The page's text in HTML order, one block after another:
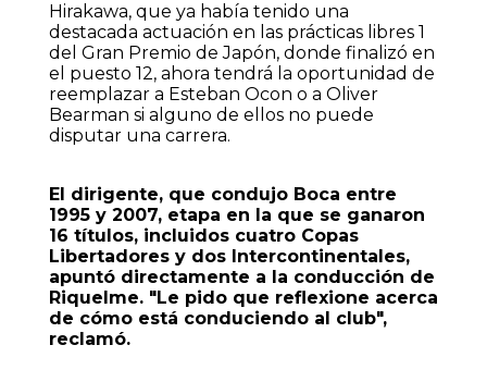
Hirakawa, que ya había tenido una
destacada actuación en las prácticas libres 1
del Gran Premio de Japón, donde finalizó en
el puesto 12, ahora tendrá la oportunidad de
reemplazar a Esteban Ocon o a Oliver
Bearman si alguno de ellos no puede
disputar una carrera.
El dirigente, que condujo Boca entre
1995 y 2007, etapa en la que se ganaron
16 títulos, incluidos cuatro Copas
Libertadores y dos Intercontinentales,
apuntó directamente a la conducción de
Riquelme. "Le pido que reflexione acerca
de cómo está conduciendo al club",
reclamó.